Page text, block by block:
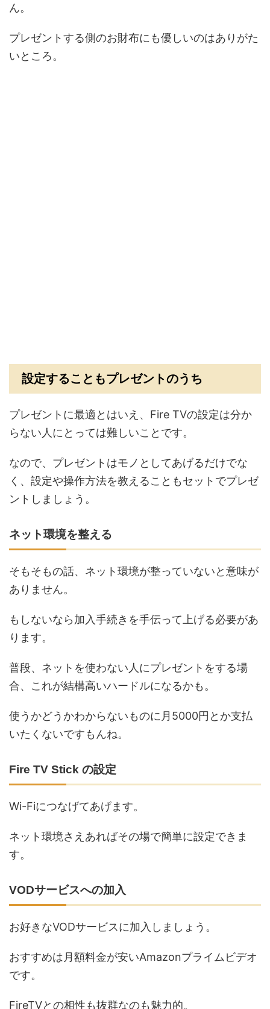
ん。
プレゼントする側のお財布にも優しいのはありがた
いところ。
設定することもプレゼントのうち
プレゼントに最適とはいえ、Fire TVの設定は分か
らない人にとっては難しいことです。
なので、プレゼントはモノとしてあげるだけでな
く、設定や操作方法を教えることもセットでプレゼ
ントしましょう。
ネット環境を整える
そもそもの話、ネット環境が整っていないと意味が
ありません。
もしないなら加入手続きを手伝って上げる必要があ
ります。
普段、ネットを使わない人にプレゼントをする場
合、これが結構高いハードルになるかも。
使うかどうかわからないものに月5000円とか支払
いたくないですもんね。
Fire TV Stick の設定
Wi-Fiにつなげてあげます。
ネット環境さえあればその場で簡単に設定できま
す。
VODサービスへの加入
お好きなVODサービスに加入しましょう。
おすすめは月額料金が安いAmazonプライムビデオ
です。
FireTVとの相性も抜群なのも魅力的。